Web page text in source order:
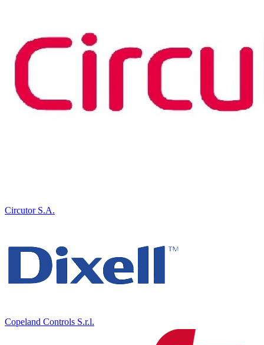
Circutor S.A.
Copeland Controls S.r.l.